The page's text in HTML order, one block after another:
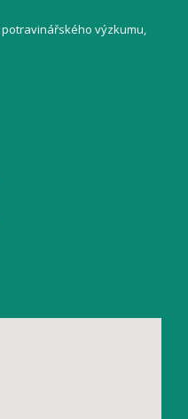
výzkumu,